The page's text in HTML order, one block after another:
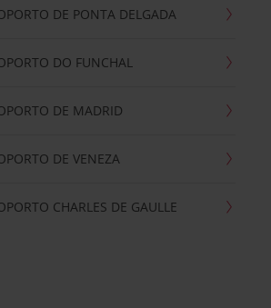
DE PONTA DELGADA
DO FUNCHAL
DE MADRID
DE VENEZA
CHARLES DE GAULLE